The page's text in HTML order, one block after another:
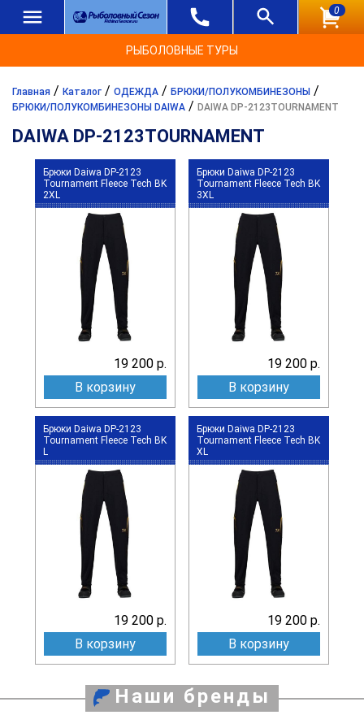
0
РЫБОЛОВНЫЕ ТУРЫ
Главная / Каталог / ОДЕЖДА / БРЮКИ/ПОЛУКОМБИНЕЗОНЫ /
БРЮКИ/ПОЛУКОМБИНЕЗОНЫ DAIWA / DAIWA DP-2123TOURNAMENT
DAIWA DP-2123TOURNAMENT
Брюки Daiwa DP-2123
Tournament Fleece Tech BK
2XL
19 200 р.
В корзину
Брюки Daiwa DP-2123
Tournament Fleece Tech BK
3XL
19 200 р.
В корзину
Брюки Daiwa DP-2123
Tournament Fleece Tech BK
L
19 200 р.
В корзину
Брюки Daiwa DP-2123
Tournament Fleece Tech BK
XL
19 200 р.
В корзину
Наши бренды